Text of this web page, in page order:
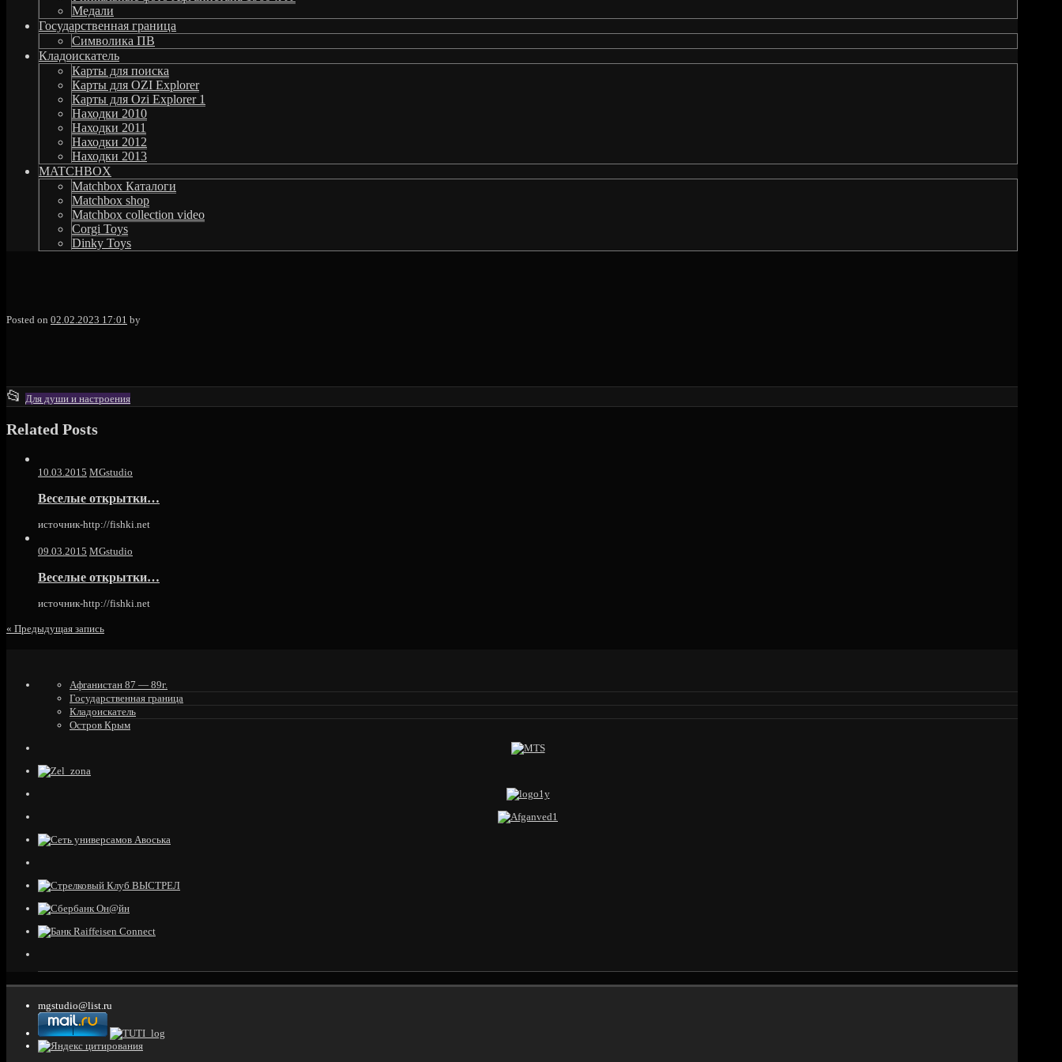
Медали
Государственная граница
Символика ПВ
Кладоискатель
Карты для поиска
Карты для OZI Explorer
Карты для Ozi Explorer 1
Находки 2010
Находки 2011
Находки 2012
Находки 2013
MATCHBOX
Matchbox Каталоги
Matchbox shop
Matchbox collection video
Corgi Toys
Dinky Toys
Posted on 02.02.2023 17:01 by
📂 This
was
Для души и настроения
Related Posts
10.03.2015 MGstudio
Веселые открытки…
источник-http://fishki.net
09.03.2015 MGstudio
Веселые открытки…
источник-http://fishki.net
« Предыдущая запись
Афганистан 87 — 89г.
Государственная граница
Кладоискатель
Остров Крым
mgstudio@list.ru